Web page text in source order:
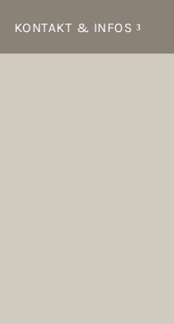
KONTAKT & INFOS